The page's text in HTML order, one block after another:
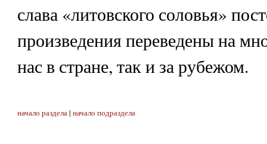
слава «литовского соловья»
произведения переведены на
нас в стране, так и за рубежом.
начало раздела| начало подраздела